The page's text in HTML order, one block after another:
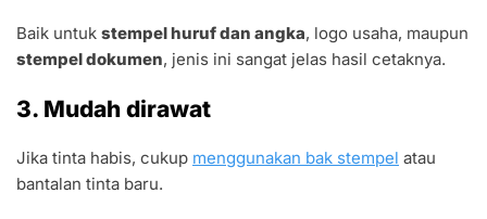
Baik untuk stempel huruf dan angka, logo usaha, maupun
stempel dokumen, jenis ini sangat jelas hasil cetaknya.
3. Mudah dirawat
Jika tinta habis, cukup menggunakan bak stempel atau
bantalan tinta baru.